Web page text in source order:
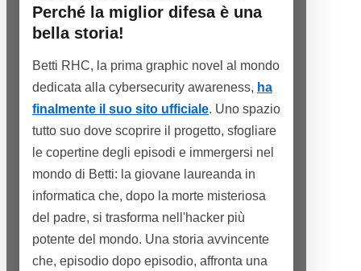
Perché la miglior difesa è una
bella storia!
Betti RHC, la prima graphic novel al mondo
dedicata alla cybersecurity awareness, ha
finalmente il suo sito ufficiale. Uno spazio
tutto suo dove scoprire il progetto, sfogliare
le copertine degli episodi e immergersi nel
mondo di Betti: la giovane laureanda in
informatica che, dopo la morte misteriosa
del padre, si trasforma nell'hacker più
potente del mondo. Una storia avvincente
che, episodio dopo episodio, affronta una